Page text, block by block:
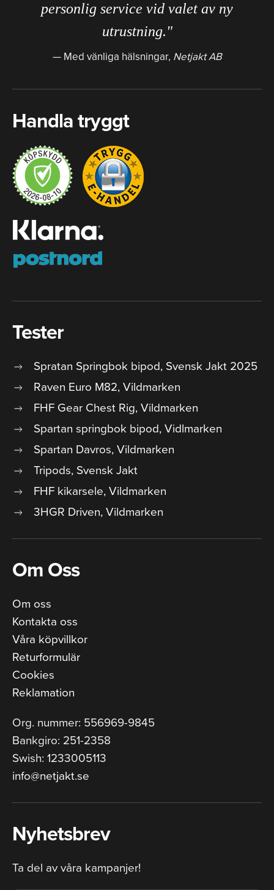
personlig service vid valet av ny
utrustning."
Med vänliga hälsningar, Netjakt AB
Handla tryggt
Tester
Spratan Springbok bipod, Svensk Jakt 2025
Raven Euro M82, Vildmarken
FHF Gear Chest Rig, Vildmarken
Spartan springbok bipod, Vidlmarken
Spartan Davros, Vildmarken
Tripods, Svensk Jakt
FHF kikarsele, Vildmarken
3HGR Driven, Vildmarken
Om Oss
Om oss
Kontakta oss
Våra köpvillkor
Returformulär
Cookies
Reklamation
Org. nummer: 556969-9845
Bankgiro: 251-2358
Swish: 1233005113
info@netjakt.se
Nyhetsbrev
Ta del av våra kampanjer!